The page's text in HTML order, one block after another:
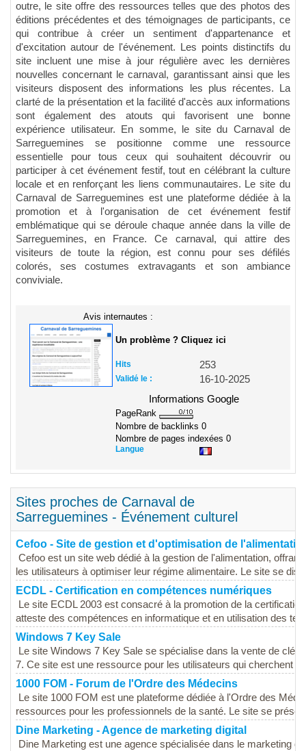
outre, le site offre des ressources telles que des photos des
éditions précédentes et des témoignages de participants, ce
qui contribue à créer un sentiment d'appartenance et
d'excitation autour de l'événement. Les points distinctifs du
site incluent une mise à jour régulière avec les dernières
nouvelles concernant le carnaval, garantissant ainsi que les
visiteurs disposent des informations les plus récentes. La
clarté de la présentation et la facilité d'accès aux informations
sont également des atouts qui favorisent une bonne
expérience utilisateur. En somme, le site du Carnaval de
Sarreguemines se positionne comme une ressource
essentielle pour tous ceux qui souhaitent découvrir ou
participer à cet événement festif, tout en célébrant la culture
locale et en renforçant les liens communautaires. Le site du
Carnaval de Sarreguemines est une plateforme dédiée à la
promotion et à l'organisation de cet événement festif
emblématique qui se déroule chaque année dans la ville de
Sarreguemines, en France. Ce carnaval, qui attire des
visiteurs de toute la région, est connu pour ses défilés
colorés, ses costumes extravagants et son ambiance
conviviale.
Avis internautes :
Un problème ? Cliquez ici
Hits 253
Validé le :
16-10-2025
Informations Google
PageRank
Nombre de backlinks 0
Nombre de pages indexées 0
Langue
Sites proches de Carnaval de
Sarreguemines - Événement culturel
Cefoo - Site de gestion et d'optimisation de
Cefoo est un site web dédié à la gestion de l'alimentation,
les utilisateurs à optimiser leur régime alimentaire. Le site se
ECDL - Certification en compétences numériques
Le site ECDL 2003 est consacré à la promotion de la
atteste des compétences en informatique et en utilisation des
Windows 7 Key Sale
Le site Windows 7 Key Sale se spécialise dans la vente de
7. Ce site est une ressource pour les utilisateurs qui cherchent à
1000 FOM - Forum de l'Ordre des Médecins
Le site 1000 FOM est une plateforme dédiée à l'Ordre des
ressources pour les professionnels de la santé. Le site se
Dine Marketing - Agence de marketing digital
Dine Marketing est une agence spécialisée dans le marketing